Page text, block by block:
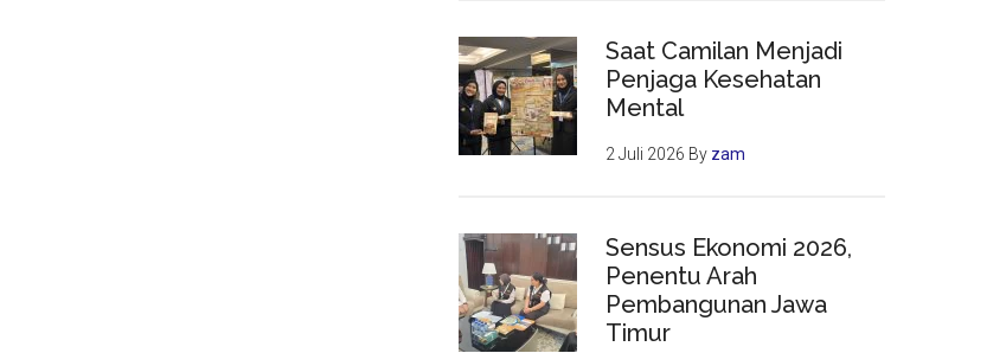
Saat Camilan Menjadi
Penjaga Kesehatan
Mental
2 Juli 2026 By zam
Sensus Ekonomi 2026,
Penentu Arah
Pembangunan Jawa
Timur